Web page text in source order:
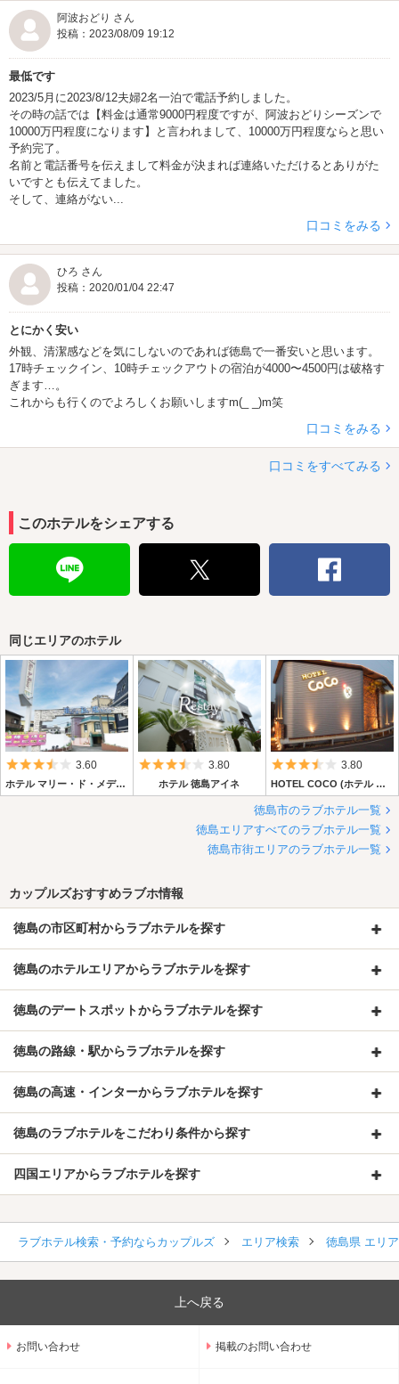
阿波おどり さん
投稿：2023/08/09 19:12
最低です
2023/5月に2023/8/12夫婦2名一泊で電話予約しました。
その時の話では【料金は通常9000円程度ですが、阿波おどりシーズンで
10000万円程度になります】と言われまして、10000万円程度ならと思い
予約完了。
名前と電話番号を伝えまして料金が決まれば連絡いただけるとありがた
いですとも伝えてました。
そして、連絡がない...
口コミをみる
ひろ さん
投稿：2020/01/04 22:47
とにかく安い
外観、清潔感などを気にしないのであれば徳島で一番安いと思います。
17時チェックイン、10時チェックアウトの宿泊が4000〜4500円は破格す
ぎます…。
これからも行くのでよろしくお願いしますm(_ _)m笑
口コミをみる
口コミをすべてみる
このホテルをシェアする
同じエリアのホテル
5つ星のうち3.5
3.60
ホテル マリー・ド・メディシス
5つ星のうち3.5
3.80
ホテル 徳島アイネ
5つ星のうち
3.80
HOTEL COCO (ホテル ココ)
徳島市のラブホテル一覧
徳島エリアすべてのラブホテル一覧
徳島市街エリアのラブホテル一覧
カップルズおすすめラブホ情報
徳島の市区町村からラブホテルを探す
徳島のホテルエリアからラブホテルを探す
徳島のデートスポットからラブホテルを探す
徳島の路線・駅からラブホテルを探す
徳島の高速・インターからラブホテルを探す
徳島のラブホテルをこだわり条件から探す
四国エリアからラブホテルを探す
ラブホテル検索・予約ならカップルズ エリア検索 徳島県 エリ
上へ戻る
お問い合わせ 掲載のお問い合わせ